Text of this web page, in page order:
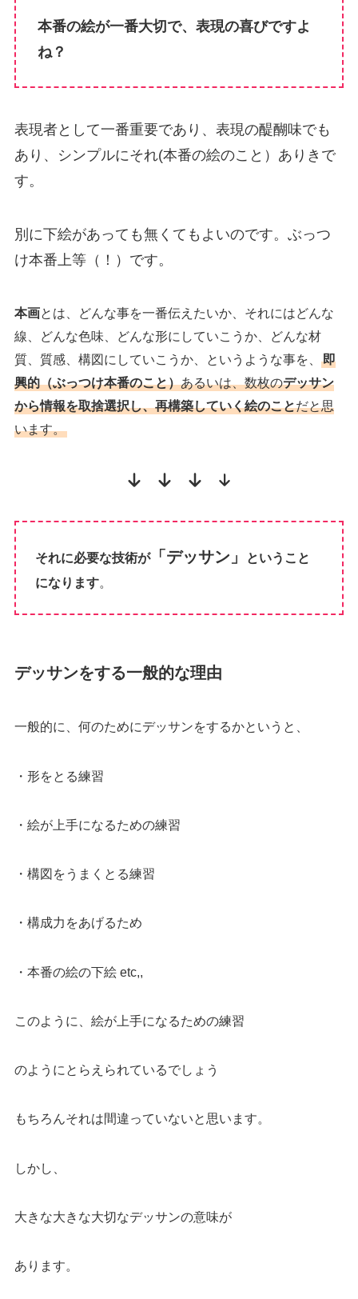
本番の絵が一番大切で、表現の喜びですよ
ね？
表現者として一番重要であり、表現の醍醐味でも
あり、シンプルにそれ(本番の絵のこと）ありきで
す。
別に下絵があっても無くてもよいのです。ぶっつ
け本番上等（！）です。
本画とは、どんな事を一番伝えたいか、それにはどんな
線、どんな色味、どんな形にしていこうか、どんな材
質、質感、構図にしていこうか、というような事を、
即
興的（ぶっつけ本番のこと）あるいは、数枚のデッサン
から情報を取捨選択し、再構築していく絵のことだと思
います。
それに必要な技術が「デッサン」
ということ
になります
デッサンをする一般的な理由
一般的に、何のためにデッサンをするかというと、
・形をとる練習
・絵が上手になるための練習
・構図をうまくとる練習
・構成力をあげるため
・本番の絵の下絵 etc,,
このように、絵が上手になるための練習
のようにとらえられているでしょう
もちろんそれは間違っていないと思います。
しかし、
大きな大きな大切なデッサンの意味が
あります。